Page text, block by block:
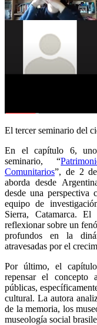
El tercer seminario del
En el capítulo 6, uno
seminario, “
Comunitarios”, de 2
aborda desde
desde una perspectiva
equipo de
Sierra, Catamarca.
reflexionar sobre un
profundos en la
atravesadas por el
Por último, el
repensar el concepto
públicas,
cultural. La autora
de la memoria, los
museología social